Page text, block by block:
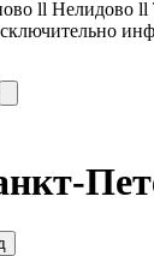
ll Нелидово